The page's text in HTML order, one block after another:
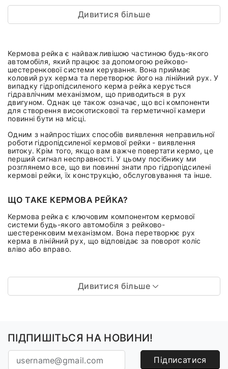
Дивитися більше
Кермова рейка є найважливішою частиною будь-якого
автомобіля, який працює за допомогою рейково-
шестеренкової системи керування. Вона приймає
коловий рух керма та перетворює його на лінійний рух. У
випадку гідропідсиленого керма рейка керується
гідравлічним механізмом, що приводиться в рух
двигуном. Однак це також означає, що всі компоненти
для створення високотискової та герметичної камери
повинні бути на місці.
Одним з найпростіших способів виявлення неправильної
роботи гідропідсиленої кермової рейки - виявлення
витоку. Крім того, якщо вам важче повертати кермо, це
перший сигнал несправності. У цьому посібнику ми
розглянемо все, що ви повинні знати про гідропідсилені
кермові рейки, їх конструкцію, обслуговування та інше.
ЩО ТАКЕ КЕРМОВА РЕЙКА?
Кермова рейка є ключовим компонентом кермової
системи будь-якого автомобіля з рейково-
шестеренковим механізмом. Вона перетворює рух
керма в лінійний рух, що відповідає за поворот коліс
вліво або вправо.
Дивитися більше
ПІДПИШІТЬСЯ НА НОВИНИ!
Підписатися